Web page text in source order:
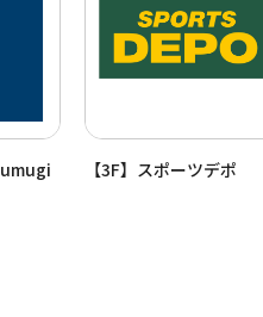
【3F】スポーツデポ